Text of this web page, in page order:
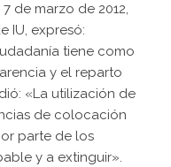
de marzo de 2012,
IU, expresó:
tiene como
y el reparto
«La utilización de
de colocación
parte de los
y a extinguir».